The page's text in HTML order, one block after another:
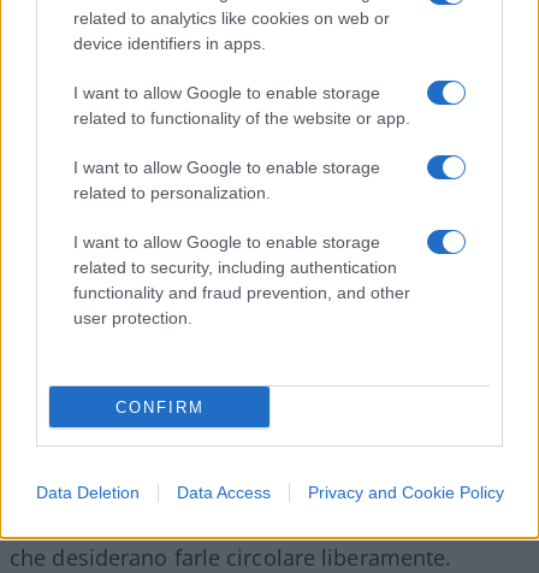
related to analytics like cookies on web or
device identifiers in apps.
I want to allow Google to enable storage
related to functionality of the website or app.
I want to allow Google to enable storage
related to personalization.
I want to allow Google to enable storage
related to security, including authentication
functionality and fraud prevention, and other
user protection.
CONFIRM
Data Deletion Data Access Privacy and Cookie Policy
quale verrà inviata una lettera, ovviamente
procedura verrà sbloccata. In pratica, cioè, se non
sei americano (o non sei supportato da una
grossa organizzazione editoriale) non puoi
pubblicizzare il libro presso gli utenti di
di quel Paese. Di conseguenza io potrò
raggiungere soltanto gli utenti che vivono in Italia.
Chiaro? Tutto questo, immagino, per impedire che
dalla Russia (o chissà, dal Tibet o dall’accidente
messaggi pro-Trump e alterare il prossimo voto,
senza contare che uno stato estero ha mille
postale. Mentre chi viene colpito sono i comuni
che desiderano farle circolare liberamente.